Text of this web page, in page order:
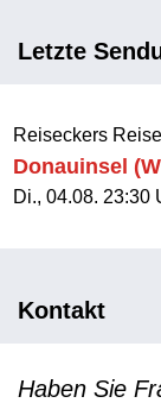
Letzte
Reiseckers
Donauinsel
Di., 04.08. 23:30
Kontakt
Haben Sie